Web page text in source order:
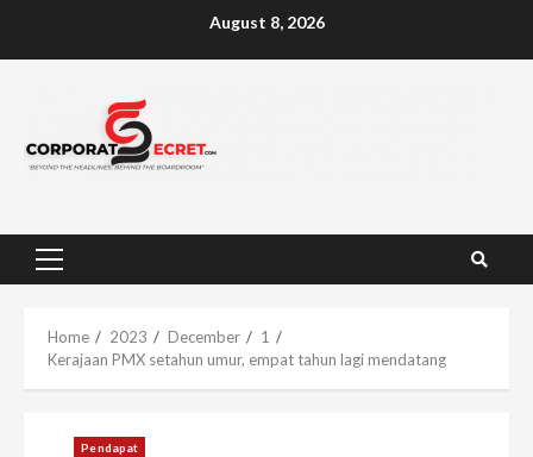
August 8, 2026
Primary
Home 2023 December
1
Kerajaan PMX setahun umur, empat tahun lagi mendatang
Pendapat